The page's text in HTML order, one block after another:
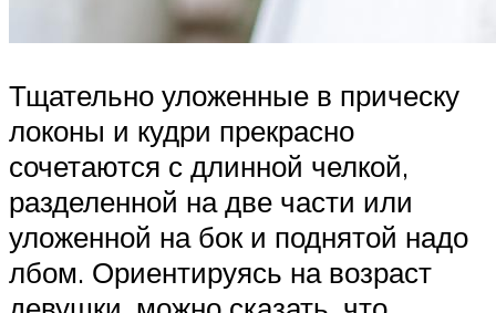
Тщательно уложенные в прическу
локоны и кудри прекрасно
сочетаются с длинной челкой,
разделенной на две части или
уложенной на бок и поднятой надо
лбом. Ориентируясь на возраст